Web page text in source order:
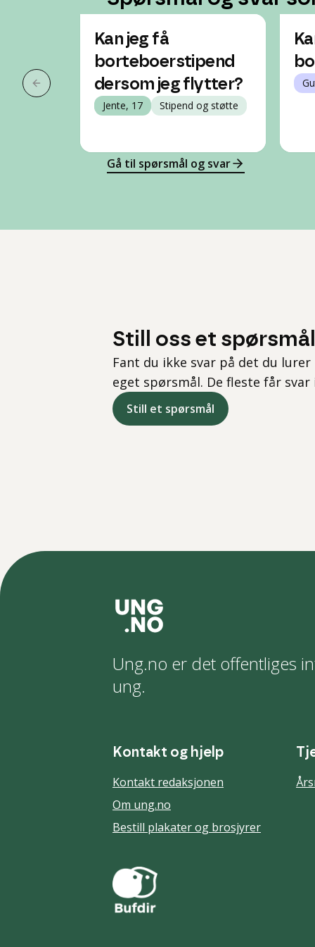
Forrige slide
Kan jeg få
borteboerstipend
dersom jeg flytter?
Jente, 17 Stipend og støtte
Gå til spørsmål og svar
Still oss et spørsmål
Fant du ikke svar på det du
eget spørsmål. De fleste får svar
Still et spørsmål
Ung.no er det offentliges
ung.
Kontakt og hjelp
Kontakt redaksjonen
Om ung.no
Bestill plakater og brosjyrer